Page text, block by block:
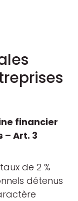
financier
Art. 3
de 2 %
détenus